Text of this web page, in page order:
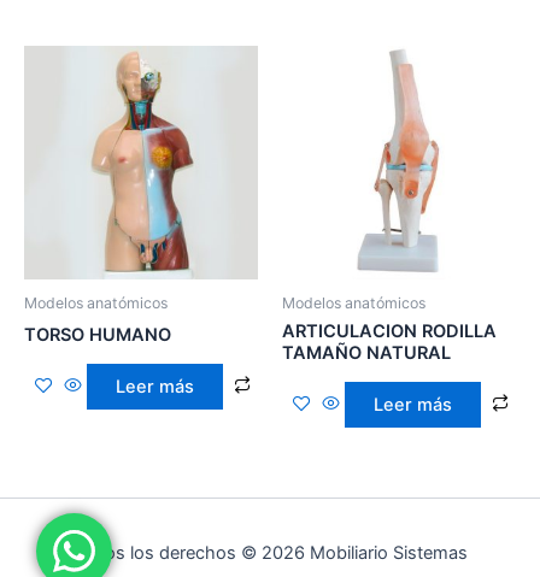
Modelos anatómicos
TORSO HUMANO
Leer más
Modelos anatómicos
ARTICULACION RODILLA
TAMAÑO NATURAL
Leer más
Todos los derechos © 2026 Mobiliario Sistemas